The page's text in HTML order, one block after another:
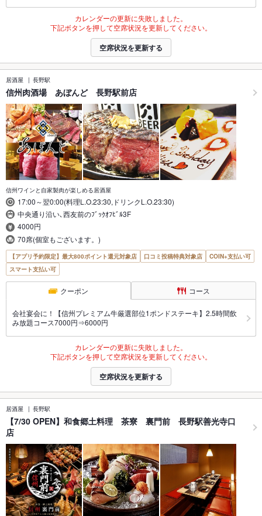
カレンダーの更新に失敗しました。
下記ボタンを押して空席状況を更新してください。
空席状況を更新する
居酒屋 長野駅
信州肉酒場 あぼんど 長野駅前店
信州ワインと自家製肉が楽しめる居酒屋
17:00～翌0:00(料理L.O.23:30,ドリンクL.O.23:30)
中央通り沿い､西友前のﾌﾞｯｸｵﾌﾋﾞﾙ3F
4000円
70席(個室もございます。)
【アプリ予約限定】最大800ポイント還元対象店 口コミ投稿特典対象店
COIN+支払い可
スマート支払い可
クーポン コース
会社宴会に！【信州プレミアム牛厳選部位1ポンドステーキ】2.5時間飲
み放題コース7000円⇒6000円
カレンダーの更新に失敗しました。
下記ボタンを押して空席状況を更新してください。
空席状況を更新する
居酒屋 長野駅
【7/30 OPEN】和食郷土料理 茶寮 裏門前 長野駅善光寺口
店